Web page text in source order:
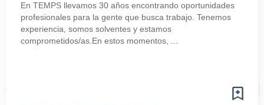
En TEMPS llevamos 30 años encontrando oportunidades
profesionales para la gente que busca trabajo. Tenemos
experiencia, somos solventes y estamos
comprometidos/as.En estos momentos, ...